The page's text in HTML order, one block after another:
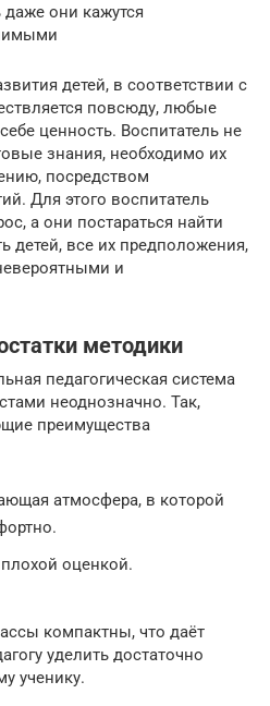
они кажутся
детей, в соответствии с
повсюду, любые
ценность. Воспитатель не
знания, необходимо их
посредством
Для этого воспитатель
а они постараться найти
детей, все их предположения,
и
методики
педагогическая система
неоднозначно. Так,
преимущества
атмосфера, в которой
оценкой.
компактны, что даёт
уделить достаточно
ученику.